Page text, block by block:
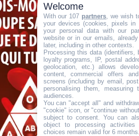
Welcome
With our 107 partners , we wish
your devices (cookies, pixels
your personal data with our
website or in our emails,
later, including in other contexts.
Processing this data (identifiers,
loyalty programs, IP, postal
geolocation, etc.) allows
content, commercial offers
screens (including by email,
personalising them, measuring
audiences.
You can "accept all" and
"cookie" icon, or "continue
subject to consent. You can
object to processing
choices remain valid for 6